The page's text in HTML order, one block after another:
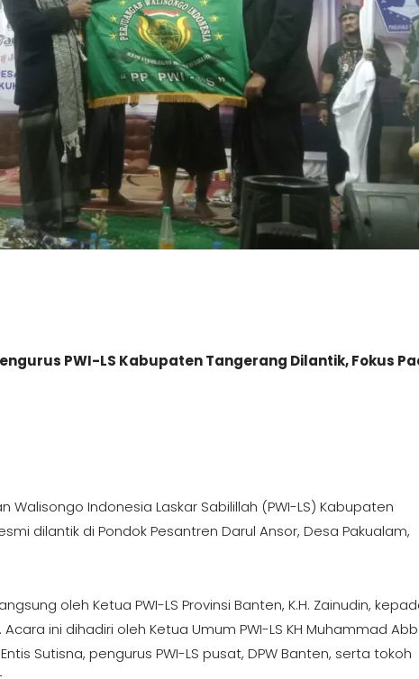
PWI-LS Kabupaten Tangerang Dilantik, Fokus
Walisongo Indonesia Laskar Sabilillah (PWI-LS) Kabupaten
dilantik di Pondok Pesantren Darul Ansor, Desa Pakualam,
oleh Ketua PWI-LS Provinsi Banten, K.H. Zainudin,
ini dihadiri oleh Ketua Umum PWI-LS KH Muhammad
Sutisna, pengurus PWI-LS pusat, DPW Banten, serta tokoh